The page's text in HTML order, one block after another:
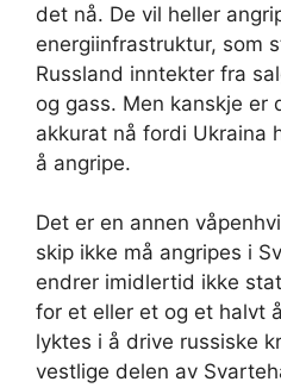
det nå. De vil heller
energiinfrastruktur, som
Russland inntekter fra
og gass. Men kanskje er
akkurat nå fordi Ukraina
å angripe.
Det er en annen
skip ikke må angripes i
endrer imidlertid ikke
for et eller et og et halvt
lyktes i å drive russiske
vestlige delen av